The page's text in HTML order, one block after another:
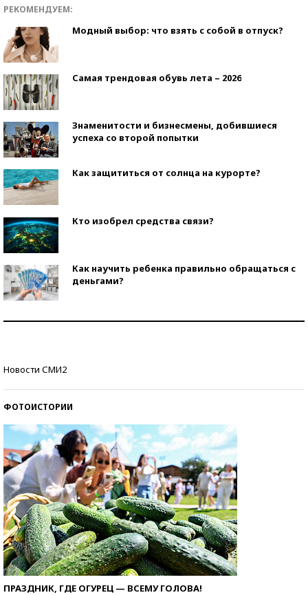
РЕКОМЕНДУЕМ:
Модный выбор: что взять с собой в отпуск?
Самая трендовая обувь лета – 2026
Знаменитости и бизнесмены, добившиеся
успеха со второй попытки
Как защититься от солнца на курорте?
Кто изобрел средства связи?
Как научить ребенка правильно обращаться с
деньгами?
Новости СМИ2
ФОТОИСТОРИИ
ПРАЗДНИК, ГДЕ ОГУРЕЦ — ВСЕМУ ГОЛОВА!